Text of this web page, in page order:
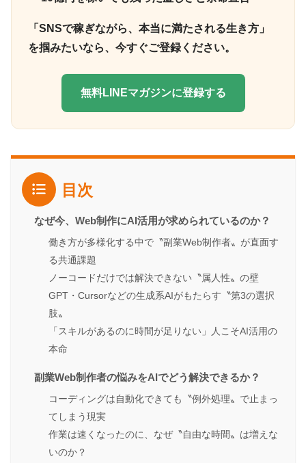
「SNSで稼ぎながら、本当に満たされる生き方」
を掴みたいなら、今すぐご登録ください。
無料LINEマガジンに登録する
目次
なぜ今、Web制作にAI活用が求められているのか？
働き方が多様化する中で〝副業Web制作者〟が直面す
る共通課題
ノーコードだけでは解決できない〝属人性〟の壁
GPT・Cursorなどの生成系AIがもたらす〝第3の選択
肢〟
「スキルがあるのに時間が足りない」人こそAI活用の
本命
副業Web制作者の悩みをAIでどう解決できるか？
コーディングは自動化できても〝例外処理〟で止まっ
てしまう現実
作業は速くなったのに、なぜ〝自由な時間〟は増えな
いのか？